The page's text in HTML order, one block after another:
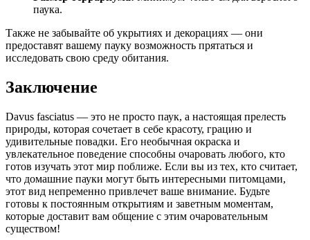
паука.
Также не забывайте об укрытиях и декорациях — они
предоставят вашему пауку возможность прятаться и
исследовать свою среду обитания.
Заключение
Davus fasciatus — это не просто паук, а настоящая прелесть
природы, которая сочетает в себе красоту, грацию и
удивительные повадки. Его необычная окраска и
увлекательное поведение способны очаровать любого, кто
готов изучать этот мир поближе. Если вы из тех, кто считает,
что домашние пауки могут быть интересными питомцами,
этот вид непременно привлечет ваше внимание. Будьте
готовы к постоянным открытиям и заветным моментам,
которые доставит вам общение с этим очаровательным
существом!